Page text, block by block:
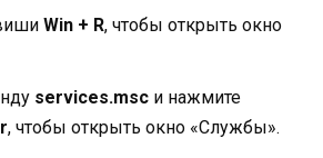
Win + R, чтобы открыть окно
services.msc и нажмите
, чтобы открыть окно «Службы».